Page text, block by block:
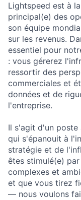
Lightspeed est à
principal(e) des
son équipe
sur les revenus.
essentiel pour
: vous gérerez
ressortir des
commerciales et
données et de
l'entreprise.
Il s'agit d'un poste
qui s'épanouit à
stratégie et de
êtes stimulé(e)
complexes et
et que vous tirez
— nous voulons